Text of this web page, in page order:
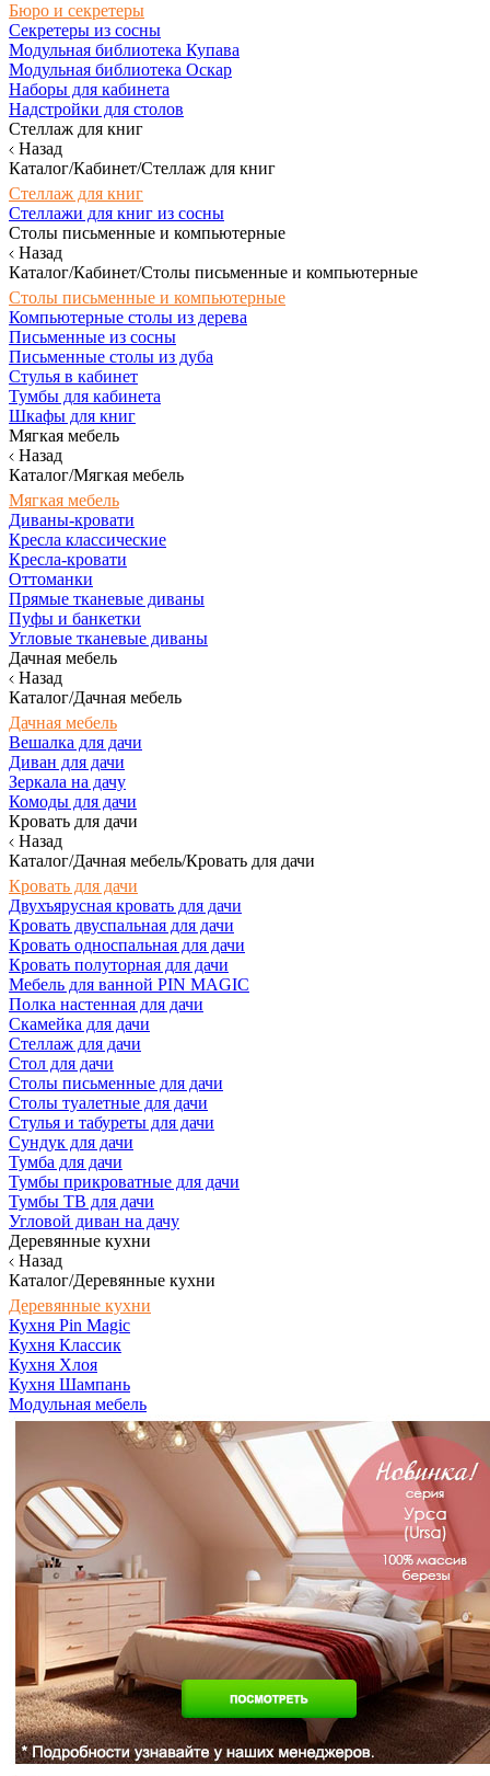
Бюро и секретеры
Секретеры из сосны
Модульная библиотека Купава
Модульная библиотека Оскар
Наборы для кабинета
Надстройки для столов
Стеллаж для книг
Назад
Каталог/Кабинет/Стеллаж для книг
Стеллаж для книг
Стеллажи для книг из сосны
Столы письменные и компьютерные
Назад
Каталог/Кабинет/Столы письменные и компьютерные
Столы письменные и компьютерные
Компьютерные столы из дерева
Письменные из сосны
Письменные столы из дуба
Стулья в кабинет
Тумбы для кабинета
Шкафы для книг
Мягкая мебель
Назад
Каталог/Мягкая мебель
Мягкая мебель
Диваны-кровати
Кресла классические
Кресла-кровати
Оттоманки
Прямые тканевые диваны
Пуфы и банкетки
Угловые тканевые диваны
Дачная мебель
Назад
Каталог/Дачная мебель
Дачная мебель
Вешалка для дачи
Диван для дачи
Зеркала на дачу
Комоды для дачи
Кровать для дачи
Назад
Каталог/Дачная мебель/Кровать для дачи
Кровать для дачи
Двухъярусная кровать для дачи
Кровать двуспальная для дачи
Кровать односпальная для дачи
Кровать полуторная для дачи
Мебель для ванной PIN MAGIC
Полка настенная для дачи
Скамейка для дачи
Стеллаж для дачи
Стол для дачи
Столы письменные для дачи
Столы туалетные для дачи
Стулья и табуреты для дачи
Сундук для дачи
Тумба для дачи
Тумбы прикроватные для дачи
Тумбы ТВ для дачи
Угловой диван на дачу
Деревянные кухни
Назад
Каталог/Деревянные кухни
Деревянные кухни
Кухня Pin Magic
Кухня Классик
Кухня Хлоя
Кухня Шампань
Модульная мебель